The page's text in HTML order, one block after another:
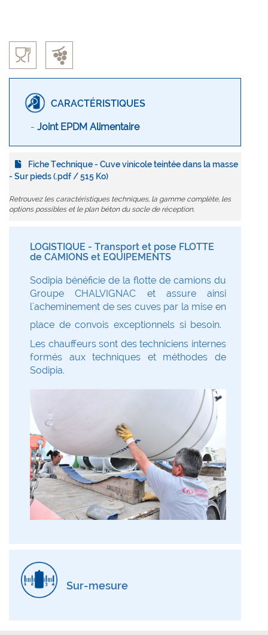
CARACTÉRISTIQUES
- Joint EPDM Alimentaire
Fiche Technique - Cuve vinicole teintée dans la masse
- Sur pieds (.pdf / 515 Ko)
Retrouvez les caractéristiques techniques, la gamme complète, les
options possibles et le plan béton du socle de réception.
LOGISTIQUE - Transport et pose FLOTTE
de CAMIONS et EQUIPEMENTS
Sodipia bénéficie de la flotte de camions du
Groupe CHALVIGNAC et assure ainsi
l'acheminement de ses cuves par la mise en
place de convois exceptionnels si besoin.
Les chauffeurs sont des techniciens internes
formés aux techniques et méthodes de
Sodipia.
Sur-mesure